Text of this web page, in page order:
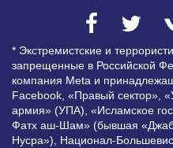
* Экстремистские и
запрещенные в Российской
компания Meta и
Facebook, «Правый сектор»,
армия» (УПА), «Исламское
Фатх аш-Шам» (бывшая
Нусра»), Национал-